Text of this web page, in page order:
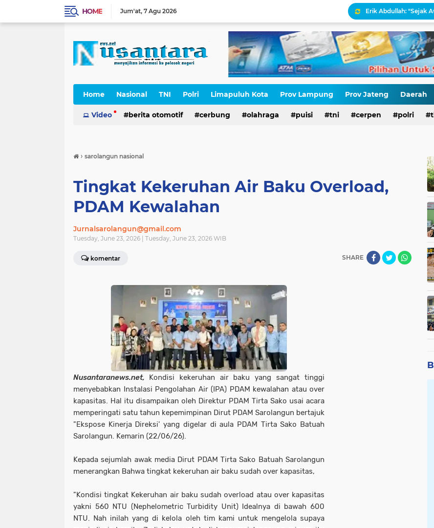
HOME Jum'at 7 Agu 2026
Erik Abdullah: "Sejak
Antara HAM dan
Palestina Terbelah,
Kepatuhan Pajak atau
HIV di Kalangan
Home Nasional TNI Polri Limapuluh Kota Prov Lampung Prov Jateng Daerah
Cerpen
Video berita otomotif cerbung olahraga puisi tni cerpen polri
› sarolangun nasional
Tingkat Kekeruhan Air Baku Overload,
PDAM Kewalahan
Jurnalsarolangun@gmail.com
Tuesday, June 23, 2026 | Tuesday, June 23, 2026 WIB
komentar SHARE
Nusantaranews.net, Kondisi kekeruhan air baku yang sangat tinggi
menyebabkan Instalasi Pengolahan Air (IPA) PDAM kewalahan atau over
kapasitas. Hal itu disampaikan oleh Direktur PDAM Tirta Sako usai acara
memperingati satu tahun kepemimpinan Dirut PDAM Sarolangun bertajuk
"Ekspose Kinerja Direksi' yang digelar di aula PDAM Tirta Sako Batuah
Sarolangun. Kemarin (22/06/26).
Kepada sejumlah awak media Dirut PDAM Tirta Sako Batuah Sarolangun
menerangkan Bahwa tingkat kekeruhan air baku sudah over kapasitas,
"Kondisi tingkat Kekeruhan air baku sudah overload atau over kapasitas
yakni 560 NTU (Nephelometric Turbidity Unit) Idealnya di bawah 600
NTU. Nah inilah yang di kelola oleh tim kami untuk mengelola supaya